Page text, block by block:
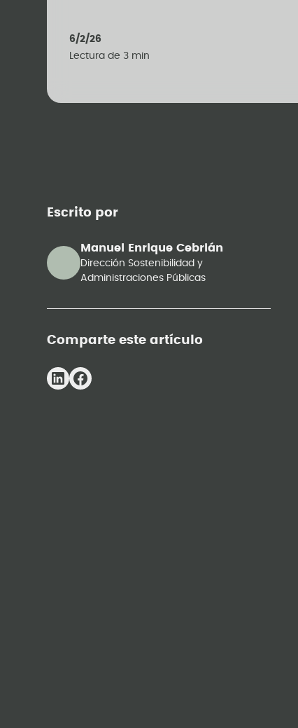
6/2/26
Lectura de 3 min
Escrito por
Manuel Enrique Cebrián
Dirección Sostenibilidad y
Administraciones Públicas
Comparte este artículo